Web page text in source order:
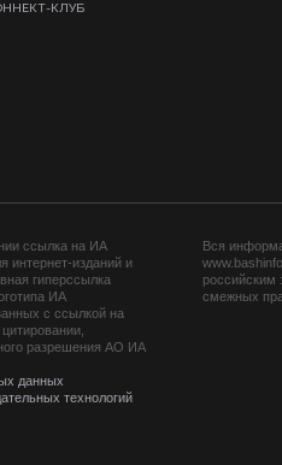
КЛУБ
ссылка на ИА
интернет-изданий и
гиперссылка
ИА
с ссылкой на
разрешения АО ИА
данных
технологий
Вся
российским
смежных